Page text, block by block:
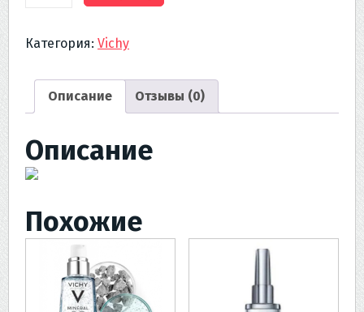
ДУОПАК
Лосьон
сужающий
200мл
+
Нормадерм
лосьон
200мл
Категория: Vichy
Описание Отзывы (0)
Описание
Похожие